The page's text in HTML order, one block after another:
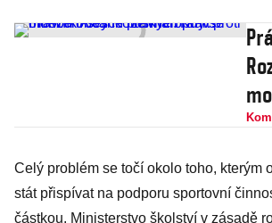
Celý problém se točí okolo toho, kterým
stát přispívat na podporu sportovní
částkou. Ministerstvo školství v zásadě